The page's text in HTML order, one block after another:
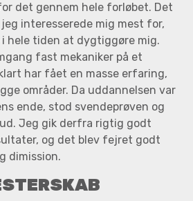
det gennem hele forløbet. Det
interesserede mig mest for,
hele tiden at dygtiggøre mig.
fast mekaniker på et
har fået en masse erfaring,
områder. Da uddannelsen var
ende, stod svendeprøven og
Jeg gik derfra rigtig godt
og det blev fejret godt
dimission.